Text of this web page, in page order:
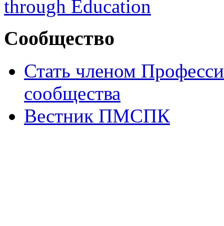
Сообщество
Стать членом
сообщества
Вестник ПМСПК